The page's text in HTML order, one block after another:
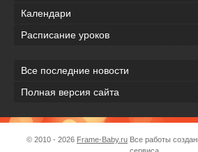
Календари
Расписание уроков
Все последние новости
Полная версия сайта
© 2010 - 2026 Frame-Baby.ru Все работы